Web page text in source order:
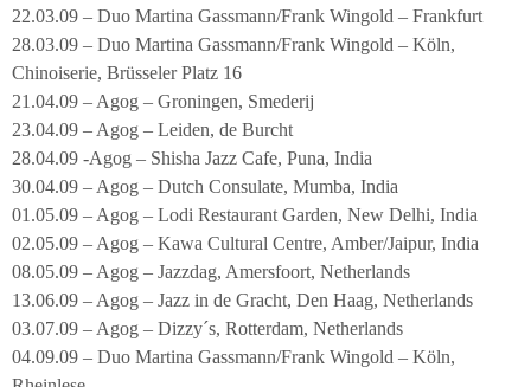
22.03.09 – Duo Martina Gassmann/Frank Wingold – Frankfurt
28.03.09 – Duo Martina Gassmann/Frank Wingold – Köln,
Chinoiserie, Brüsseler Platz 16
21.04.09 – Agog – Groningen, Smederij
23.04.09 – Agog – Leiden, de Burcht
28.04.09 -Agog – Shisha Jazz Cafe, Puna, India
30.04.09 – Agog – Dutch Consulate, Mumba, India
01.05.09 – Agog – Lodi Restaurant Garden, New Delhi, India
02.05.09 – Agog – Kawa Cultural Centre, Amber/Jaipur, India
08.05.09 – Agog – Jazzdag, Amersfoort, Netherlands
13.06.09 – Agog – Jazz in de Gracht, Den Haag, Netherlands
03.07.09 – Agog – Dizzy´s, Rotterdam, Netherlands
04.09.09 – Duo Martina Gassmann/Frank Wingold – Köln,